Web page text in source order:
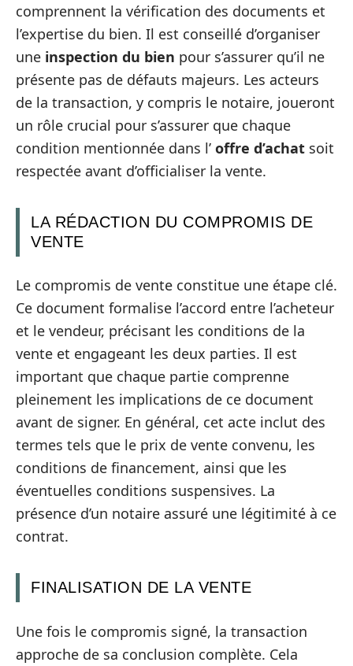
comprennent la vérification des documents et
l’expertise du bien. Il est conseillé d’organiser
une inspection du bien pour s’assurer qu’il ne
présente pas de défauts majeurs. Les acteurs
de la transaction, y compris le notaire, joueront
un rôle crucial pour s’assurer que chaque
condition mentionnée dans l’ offre d’achat soit
respectée avant d’officialiser la vente.
LA RÉDACTION DU COMPROMIS DE
VENTE
Le compromis de vente constitue une étape clé.
Ce document formalise l’accord entre l’acheteur
et le vendeur, précisant les conditions de la
vente et engageant les deux parties. Il est
important que chaque partie comprenne
pleinement les implications de ce document
avant de signer. En général, cet acte inclut des
termes tels que le prix de vente convenu, les
conditions de financement, ainsi que les
éventuelles conditions suspensives. La
présence d’un notaire assuré une légitimité à ce
contrat.
FINALISATION DE LA VENTE
Une fois le compromis signé, la transaction
approche de sa conclusion complète. Cela